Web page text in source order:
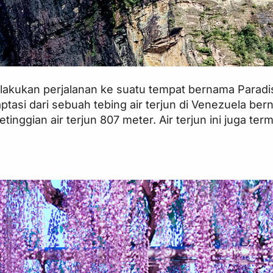
perjalanan ke suatu tempat bernama
dari sebuah tebing air terjun di Venezuela
air terjun 807 meter. Air terjun ini juga